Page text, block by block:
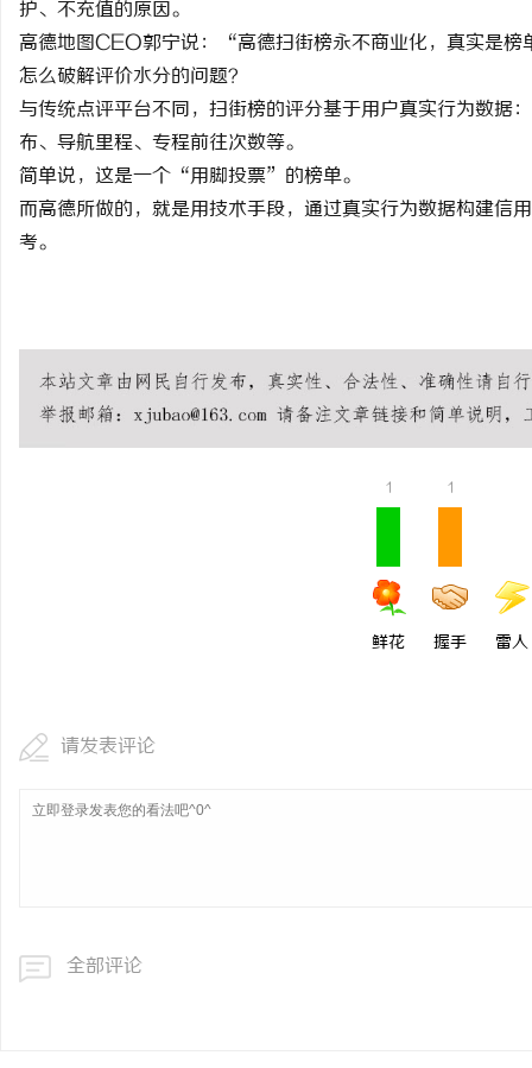
护、不充值的原因。
高德地图CEO郭宁说：“高德扫街榜永不商业化，真实是
怎么破解评价水分的问题？
与传统点评平台不同，扫街榜的评分基于用户真实行为数据
布、导航里程、专程前往次数等。
简单说，这是一个“用脚投票”的榜单。
而高德所做的，就是用技术手段，通过真实行为数据构建信
考。
1
鲜花
1
握手 雷人
请发表评论
全部评论